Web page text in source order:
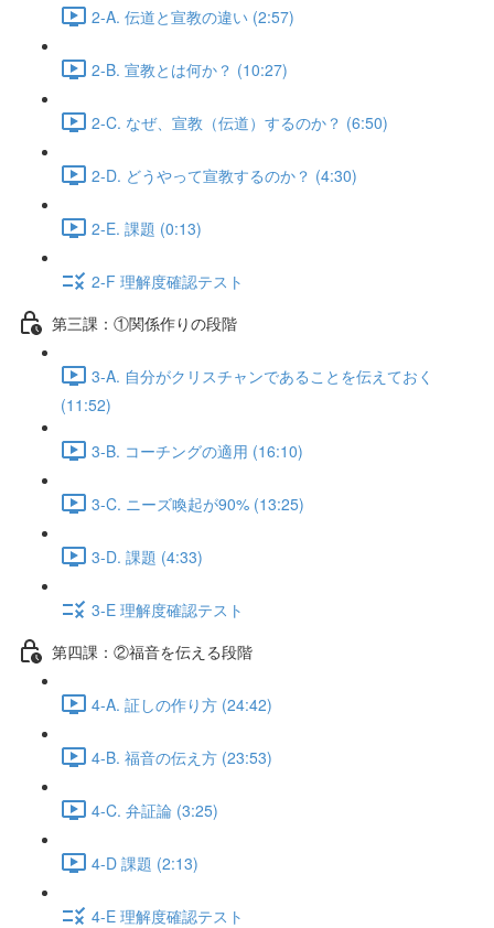
2-A. 伝道と宣教の違い (2:57)
2-B. 宣教とは何か？ (10:27)
2-C. なぜ、宣教（伝道）するのか？ (6:50)
2-D. どうやって宣教するのか？ (4:30)
2-E. 課題 (0:13)
2-F 理解度確認テスト
第三課：①関係作りの段階
3-A. 自分がクリスチャンであることを伝えておく
(11:52)
3-B. コーチングの適用 (16:10)
3-C. ニーズ喚起が90% (13:25)
3-D. 課題 (4:33)
3-E 理解度確認テスト
第四課：②福音を伝える段階
4-A. 証しの作り方 (24:42)
4-B. 福音の伝え方 (23:53)
4-C. 弁証論 (3:25)
4-D 課題 (2:13)
4-E 理解度確認テスト